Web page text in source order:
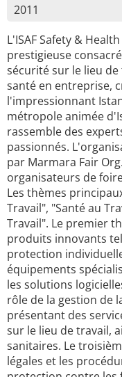
2011
L'ISAF Safety &
prestigieuse
sécurité sur le lieu
santé en entreprise,
l'impressionnant
métropole animée
rassemble des
passionnés.
par Marmara Fair
organisateurs de
Les thèmes
Travail", "Santé au
Travail". Le premier
produits innovants
protection
équipements
les solutions
rôle de la gestion de
présentant des
sur le lieu de travail,
sanitaires. Le
légales et les